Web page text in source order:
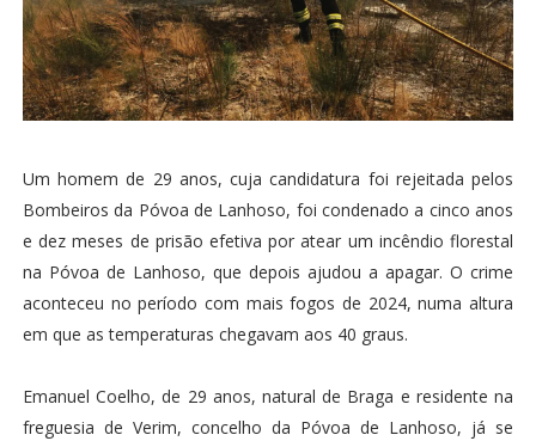
Um homem de 29 anos, cuja candidatura foi rejeitada pelos
Bombeiros da Póvoa de Lanhoso, foi condenado a cinco anos
e dez meses de prisão efetiva por atear um incêndio florestal
na Póvoa de Lanhoso, que depois ajudou a apagar. O crime
aconteceu no período com mais fogos de 2024, numa altura
em que as temperaturas chegavam aos 40 graus.
Emanuel Coelho, de 29 anos, natural de Braga e residente na
freguesia de Verim, concelho da Póvoa de Lanhoso, já se